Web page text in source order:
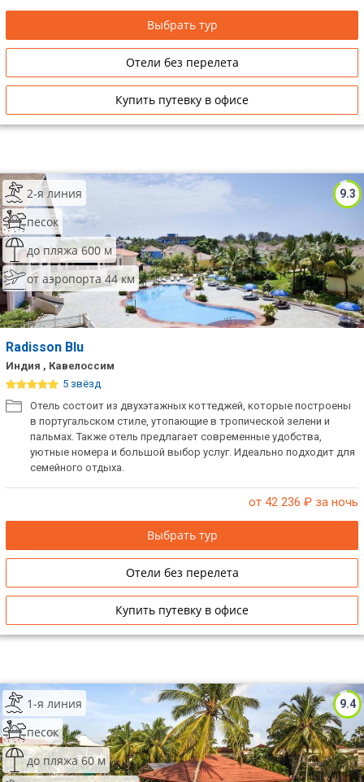
Выбрать тур
Отели без перелета
Купить путевку в офисе
9.3
2-я линия
песок
до пляжа 600 м
от аэропорта 44 км
Radisson Blu
Индия , Кавелоссим
5 звёзд
Отель состоит из двухэтажных коттеджей, которые построены
в португальском стиле, утопающие в тропической зелени и
пальмах. Также отель предлагает современные удобства,
уютные номера и большой выбор услуг. Идеально подходит для
семейного отдыха.
от 42 236 ₽ за ночь
Выбрать тур
Отели без перелета
Купить путевку в офисе
9.4
1-я линия
песок
до пляжа 60 м